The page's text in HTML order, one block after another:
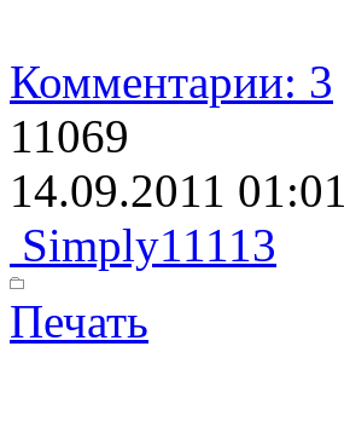
Комментарии: 3
11069
14.09.2011 01:01
Simply11113
Печать